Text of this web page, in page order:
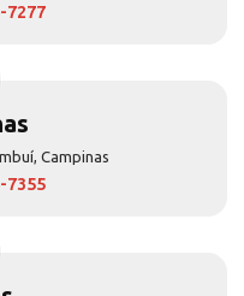
7277
Campinas
7355